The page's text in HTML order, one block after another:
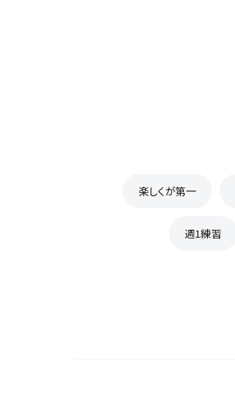
楽しくが第一
週1練習